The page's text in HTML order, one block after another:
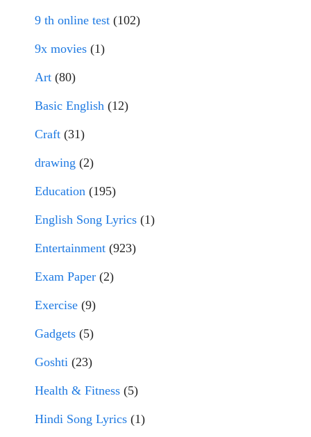
9 th online test (102)
9x movies (1)
Art (80)
Basic English (12)
Craft (31)
drawing (2)
Education (195)
English Song Lyrics (1)
Entertainment (923)
Exam Paper (2)
Exercise (9)
Gadgets (5)
Goshti (23)
Health & Fitness (5)
Hindi Song Lyrics (1)